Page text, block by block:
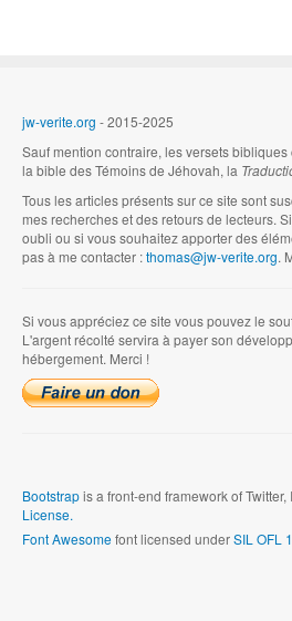
jw-verite.org - 2015-2025
Sauf mention contraire, les versets
la bible des Témoins de Jéhovah, la
Tous les articles présents sur ce site sont
mes recherches et des retours de lecteurs.
oubli ou si vous souhaitez apporter des
pas à me contacter :thomas@jw-verite.org.
Si vous appréciez ce site vous pouvez le
L'argent récolté servira à payer son
hébergement. Merci !
Bootstrapis a front-end framework of
License.
Font Awesomefont licensed underSIL OFL